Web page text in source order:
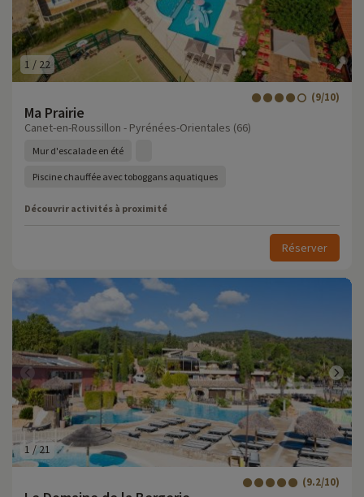
1 / 22
Ma Prairie
(9/10)
Canet-en-Roussillon - Pyrénées-Orientales (66)
Mur d'escalade en été
Piscine chauffée avec toboggans aquatiques
Découvrir activités à proximité
Réserver
1 /21
(9.2/10)